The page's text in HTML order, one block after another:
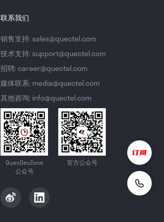
联系我们
销售支持: sales@quectel.com
技术支持: support@quectel.com
招聘: career@quectel.com
媒体联系: media@quectel.com
其他咨询: info@quectel.com
QuecDevZone
公众号
官方公众号